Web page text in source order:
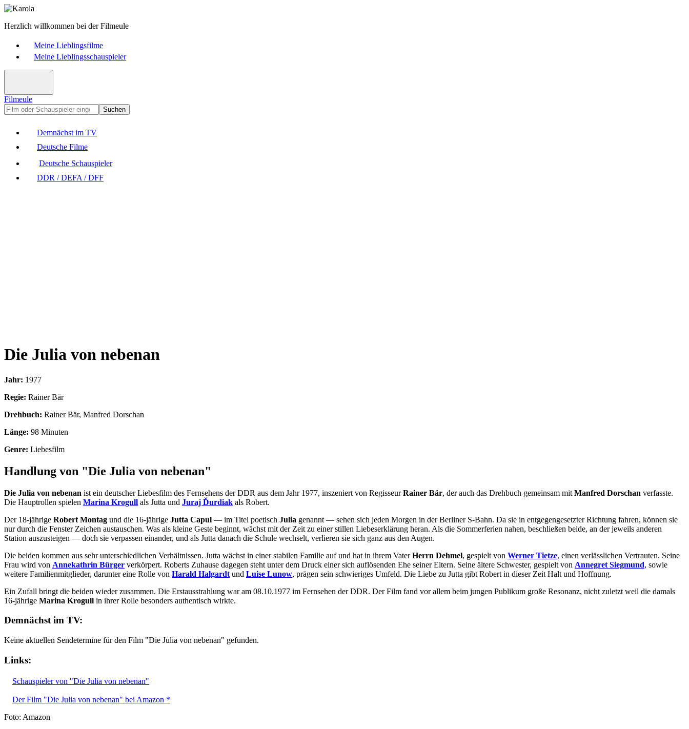
Herzlich willkommen bei der Filmeule
Meine Lieblingsfilme
Meine Lieblingsschauspieler
Filmeule
Suchen
Demnächst im TV
Deutsche Filme
Deutsche Schauspieler
DDR / DEFA / DFF
Die Julia von nebenan
Jahr: 1977
Regie: Rainer Bär
Drehbuch: Rainer Bär, Manfred Dorschan
Länge: 98 Minuten
Genre: Liebesfilm
Handlung von "Die Julia von nebenan"
Die Julia von nebenan ist ein deutscher Liebesfilm des Fernsehens der DDR aus dem Jahr 1977, inszeniert von RegisseurRainer Bär, der auch das Drehbuch gemeinsam mit Manfred Dorschan verfasste.
Die Hauptrollen spielen Marina Krogull als Jutta und Juraj Ďurdiak als Robert.
Der 18-jährige Robert Montag und die 16-jährige Jutta Capul — im Titel poetisch Julia genannt — sehen sich jeden Morgen in der Berliner S-Bahn. Da sie in entgegengesetzter Richtung fahren, können sie
nur durch die Fenster Zeichen austauschen. Was als kleine Geste beginnt, wächst mit der Zeit zu einer stillen Liebeserklärung heran. Als die Sommerferien nahen, beschließen beide, an der jeweils anderen
Station auszusteigen — doch sie verpassen einander, und als Jutta danach die Schule wechselt, verlieren sie sich ganz aus den Augen.
Die beiden kommen aus sehr unterschiedlichen Verhältnissen. Jutta wächst in einer stabilen Familie auf und hat in ihrem VaterHerrn Dehmel, gespielt von Werner Tietze, einen verlässlichen Vertrauten. Seine
Frau wird von Annekathrin Bürger verkörpert. Roberts Zuhause dagegen steht unter dem Druck einer sich auflösenden Ehe seiner Eltern. Seine ältere Schwester, gespielt von Annegret Siegmund, sowie
weitere Familienmitglieder, darunter eine Rolle von Harald Halgardt und Luise Lunow, prägen sein schwieriges Umfeld. Die Liebe zu Jutta gibt Robert in dieser Zeit Halt und Hoffnung.
Ein Zufall bringt die beiden wieder zusammen. Die Erstausstrahlung war am 08.10.1977 im Fernsehen der DDR. Der Film fand vor allem beim jungen Publikum große Resonanz, nicht zuletzt weil die damals
16-jährige Marina Krogull in ihrer Rolle besonders authentisch wirkte.
Demnächst im TV:
Keine aktuellen Sendetermine für den Film "Die Julia von nebenan" gefunden.
Links:
Schauspieler von "Die Julia von nebenan"
Der Film "Die Julia von nebenan" bei Amazon *
Foto: Amazon